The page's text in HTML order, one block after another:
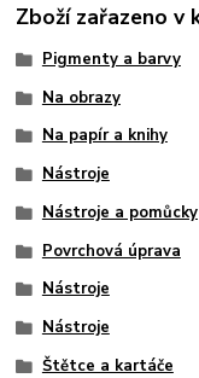
Zboží zařazeno v
Pigmenty a barvy
Na obrazy
Na papír a knihy
Nástroje
Nástroje a pomůcky
Povrchová úprava
Nástroje
Nástroje
Štětce a kartáče